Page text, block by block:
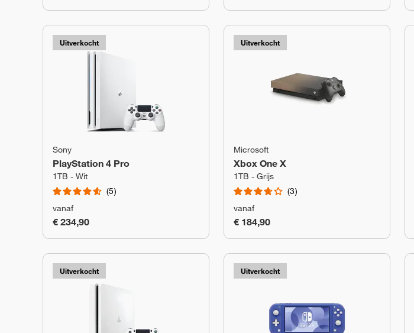
Uitverkocht
Sony
PlayStation 4 Pro
1TB - Wit
5
vanaf
€ 234,90
Uitverkocht
Microsoft
Xbox One X
1TB - Grijs
3
vanaf
€ 184,90
Uitverkocht Uitverkocht